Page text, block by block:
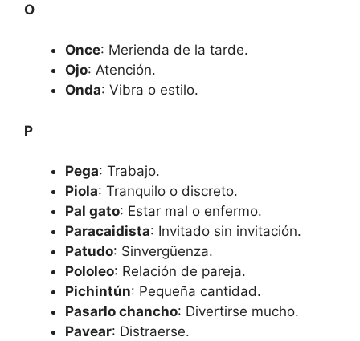
O
Once: Merienda de la tarde.
Ojo: Atención.
Onda: Vibra o estilo.
P
Pega: Trabajo.
Piola: Tranquilo o discreto.
Pal gato: Estar mal o enfermo.
Paracaidista: Invitado sin invitación.
Patudo: Sinvergüenza.
Pololeo: Relación de pareja.
Pichintún: Pequeña cantidad.
Pasarlo chancho: Divertirse mucho.
Pavear: Distraerse.